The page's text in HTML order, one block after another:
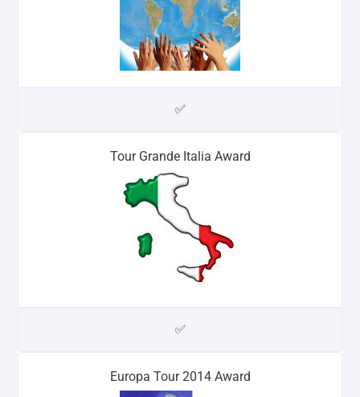
✅
Tour Grande Italia Award
✅
Europa Tour 2014 Award